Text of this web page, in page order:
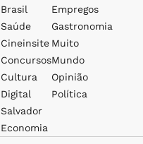
Brasil
Saúde
Cineinsite
Concursos
Cultura
Digital
Salvador
Economia
Empregos
Gastronomia
Muito
Mundo
Opinião
Política